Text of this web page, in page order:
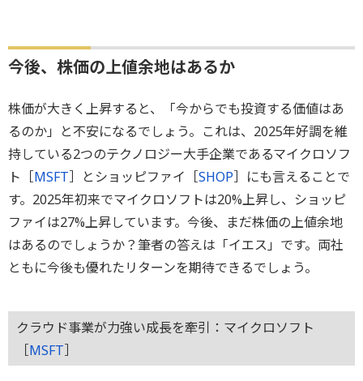
今後、株価の上値余地はあるか
株価が大きく上昇すると、「今からでも投資する価値はあ
るのか」と不安になるでしょう。これは、2025年好調を維
持している2つのテクノロジー大手企業であるマイクロソフ
ト［MSFT］とショッピファイ［SHOP］にも言えることで
す。2025年初来でマイクロソフトは20%上昇し、ショッピ
ファイは27%上昇しています。今後、まだ株価の上値余地
はあるのでしょうか？筆者の答えは「イエス」です。両社
ともに今後も優れたリターンを期待できるでしょう。
クラウド事業が力強い成長を牽引：マイクロソフト
［MSFT］